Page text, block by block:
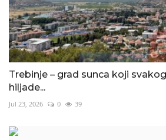
Trebinje – grad sunca koji
hiljade...
Jul 23, 2026 0 39